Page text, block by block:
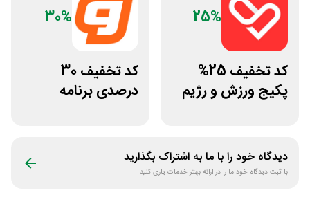
25%
کد تخفیف 25%
پکیج ورزش و رژیم
30%
کد تخفیف 30
درصدی برنامه
دیدگاه خود را با ما به اشتراک بگذارید
با ثبت دیدگاه خود ما را در ارائه بهتر خدمات یاری کنید